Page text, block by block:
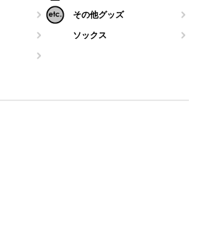
その他グッズ
ソックス